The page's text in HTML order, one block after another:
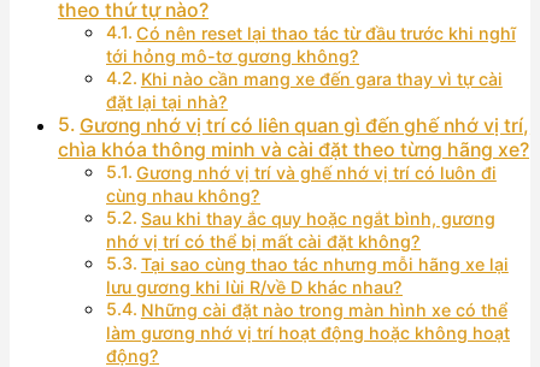
theo thứ tự nào?
Có nên reset lại thao tác từ đầu trước khi nghĩ
tới hỏng mô-tơ gương không?
Khi nào cần mang xe đến gara thay vì tự cài
đặt lại tại nhà?
Gương nhớ vị trí có liên quan gì đến ghế nhớ vị trí,
chìa khóa thông minh và cài đặt theo từng hãng xe?
Gương nhớ vị trí và ghế nhớ vị trí có luôn đi
cùng nhau không?
Sau khi thay ắc quy hoặc ngắt bình, gương
nhớ vị trí có thể bị mất cài đặt không?
Tại sao cùng thao tác nhưng mỗi hãng xe lại
lưu gương khi lùi R/về D khác nhau?
Những cài đặt nào trong màn hình xe có thể
làm gương nhớ vị trí hoạt động hoặc không hoạt
động?